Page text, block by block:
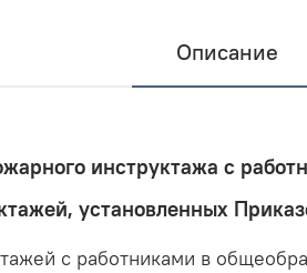
Описание
инструктажа с
установленных
с работниками в